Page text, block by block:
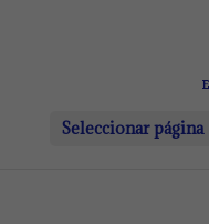
Seleccionar página